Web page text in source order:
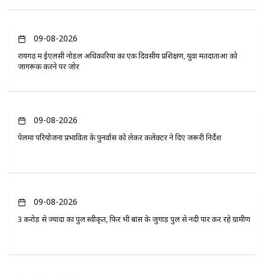
09-08-2026
रायगढ़ में ईएलसी नोडल अधिकारियों का एक दिवसीय प्रशिक्षण, युवा मतदाताओं को
जागरूक करने पर जोर
09-08-2026
पेलमा परियोजना प्रभावितों के पुनर्वास को लेकर कलेक्टर ने दिए जरूरी निर्देश
09-08-2026
3 करोड़ से ज्यादा का पुल स्वीकृत, फिर भी बांस के जुगाड़ पुल से नदी पार कर रहे ग्रामीण